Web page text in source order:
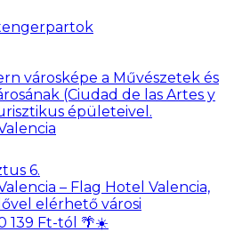
6.
– Flag Hotel Valencia,
elérhető városi
139 Ft-tól 🌴☀️